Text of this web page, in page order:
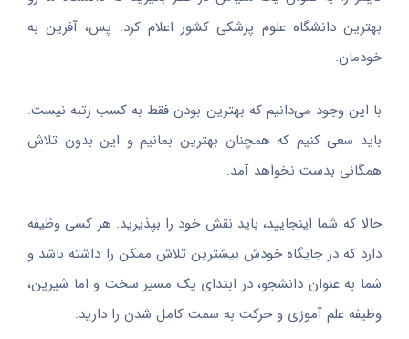
بهترین دانشگاه علوم پزشکی کشور اعلام کرد. پس، آفرین به
خودمان.
با این وجود می‌دانیم که بهترین بودن فقط به کسب رتبه نیست.
باید سعی کنیم که همچنان بهترین بمانیم و این بدون تلاش
همگانی بدست نخواهد آمد.
حالا که شما اینجایید، باید نقش خود را بپذیرید. هر کسی وظیفه
دارد که در جایگاه خودش بیشترین تلاش ممکن را داشته باشد و
شما به عنوان دانشجو، در ابتدای یک مسیر سخت و اما شیرین،
وظیفه علم آموزی و حرکت به سمت کامل شدن را دارید.